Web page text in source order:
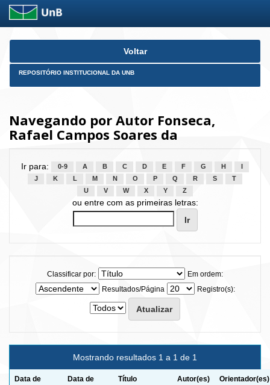
Skip
Voltar
REPOSITÓRIO INSTITUCIONAL DA UNB
Navegando por Autor Fonseca,
Rafael Campos Soares da
Ir para: 0-9 A B C D E F G H
J
K L M N O P Q R S
T
U
V W X Y Z
ou entre com as primeiras letras:
Classificar por:
Em ordem:
Resultados/Página
Registro(s):
Mostrando resultados 1 a 1 de 1
Data de
Data de
Título Autor(es) Orientador(es)